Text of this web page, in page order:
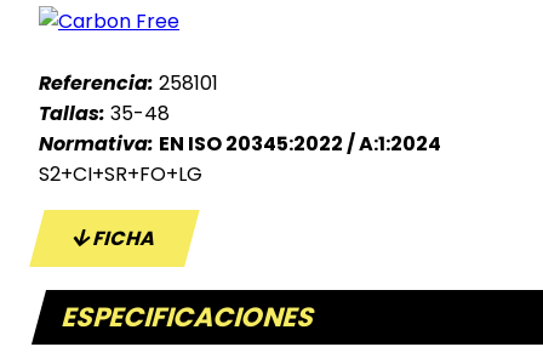
Referencia: 258101
Tallas: 35-48
Normativa: EN ISO 20345:2022 / A:1:2024
S2+CI+SR+FO+LG
FICHA
ESPECIFICACIONES